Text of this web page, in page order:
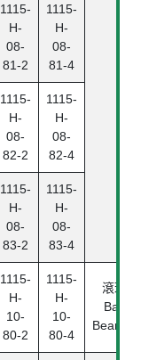
1115-
H-
08-
81-2
1115-
H-
08-
81-4
1115-
H-
08-
82-2
1115-
H-
08-
82-4
1115-
H-
08-
83-2
1115-
H-
08-
83-4
1115-
H-
10-
80-2
1115-
H-
10-
80-4
滾珠
Ball
Bearing